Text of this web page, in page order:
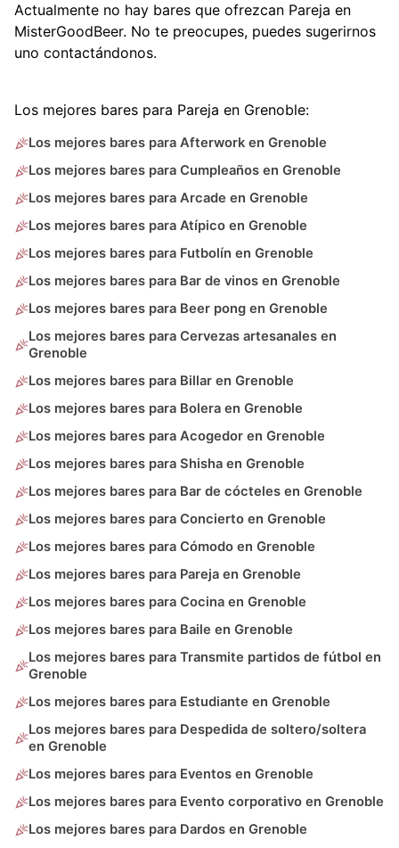
Actualmente no hay bares que ofrezcan Pareja en
MisterGoodBeer. No te preocupes, puedes sugerirnos
uno contactándonos.
Los mejores bares para Pareja en Grenoble:
Los mejores bares para Afterwork en Grenoble
Los mejores bares para Cumpleaños en Grenoble
Los mejores bares para Arcade en Grenoble
Los mejores bares para Atípico en Grenoble
Los mejores bares para Futbolín en Grenoble
Los mejores bares para Bar de vinos en Grenoble
Los mejores bares para Beer pong en Grenoble
Los mejores bares para Cervezas artesanales en
Grenoble
Los mejores bares para Billar en Grenoble
Los mejores bares para Bolera en Grenoble
Los mejores bares para Acogedor en Grenoble
Los mejores bares para Shisha en Grenoble
Los mejores bares para Bar de cócteles en Grenoble
Los mejores bares para Concierto en Grenoble
Los mejores bares para Cómodo en Grenoble
Los mejores bares para Pareja en Grenoble
Los mejores bares para Cocina en Grenoble
Los mejores bares para Baile en Grenoble
Los mejores bares para Transmite partidos de fútbol en
Grenoble
Los mejores bares para Estudiante en Grenoble
Los mejores bares para Despedida de soltero/soltera
en Grenoble
Los mejores bares para Eventos en Grenoble
Los mejores bares para Evento corporativo en Grenoble
Los mejores bares para Dardos en Grenoble